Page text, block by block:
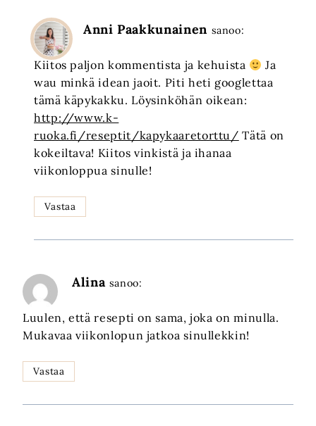
Anni Paakkunainen sanoo:
Kiitos paljon kommentista ja kehuista
Ja
wau minkä idean jaoit. Piti heti googlettaa
tämä käpykakku. Löysinköhän oikean:
http://www.k-
ruoka.fi/reseptit/kapykaaretorttu/ Tätä on
kokeiltava! Kiitos vinkistä ja ihanaa
viikonloppua sinulle!
Vastaa
Alina sanoo:
Luulen, että resepti on sama, joka on minulla.
Mukavaa viikonlopun jatkoa sinullekkin!
Vastaa